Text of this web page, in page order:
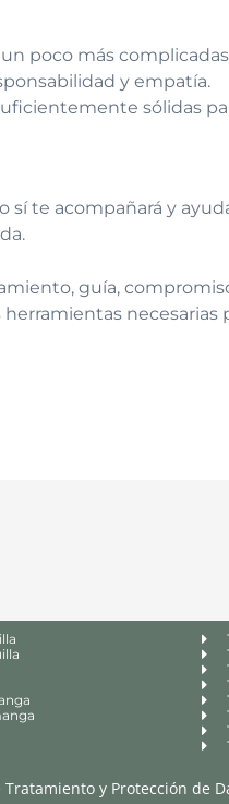
poco más
y empatía.
sólidas
sí te acompañará y
guía,
necesarias
Tratamiento y Protección de